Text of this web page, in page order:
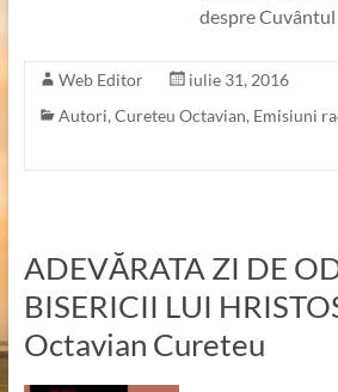
despre
Web Editor
iulie 31, 2016
Autori, Cureteu Octavian, Emisiuni
ADEVĂRATA ZI DE
BISERICII LUI
Octavian Cureteu